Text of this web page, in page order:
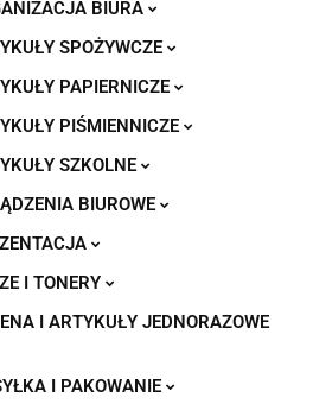
BIURA
SPOŻYWCZE
PAPIERNICZE
PIŚMIENNICZE
SZKOLNE
BIUROWE
I TONERY
I ARTYKUŁY JEDNORAZOWE
I PAKOWANIE